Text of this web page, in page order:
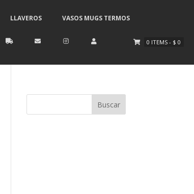
LLAVEROS VASOS MUGS TERMOS
0 ITEMS - $ 0